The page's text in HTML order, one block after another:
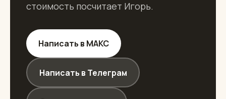
стоимость посчитает Игорь.
Написать в МАКС
Написать в Телеграм